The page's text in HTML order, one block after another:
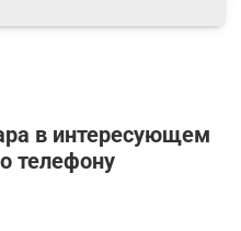
в интересующем
телефону